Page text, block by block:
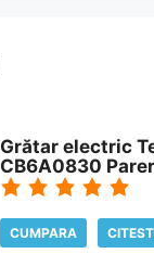
Grătar electric
CB6A0830
CUMPARA